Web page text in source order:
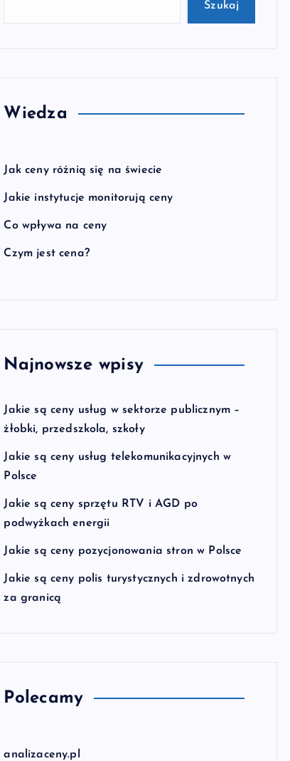
Szukaj
Wiedza
Jak ceny różnią się na świecie
Jakie instytucje monitorują ceny
Co wpływa na ceny
Czym jest cena?
Najnowsze wpisy
Jakie są ceny usług w sektorze publicznym –
żłobki, przedszkola, szkoły
Jakie są ceny usług telekomunikacyjnych w
Polsce
Jakie są ceny sprzętu RTV i AGD po
podwyżkach energii
Jakie są ceny pozycjonowania stron w Polsce
Jakie są ceny polis turystycznych i zdrowotnych
za granicą
Polecamy
analizaceny.pl